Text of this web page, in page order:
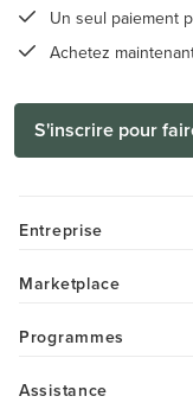
Un seul paiement
Achetez
S'inscrire pour
Entreprise
Marketplace
Programmes
Assistance